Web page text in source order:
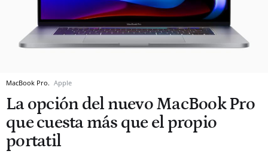
MacBook Pro. Apple
La opción del nuevo MacBook Pro
que cuesta más que el propio
portatil